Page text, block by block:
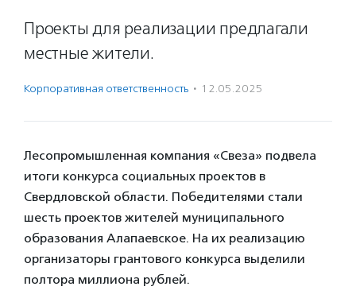
Проекты для реализации предлагали
местные жители.
Корпоративная ответственность · 12.05.2025
Лесопромышленная компания «Свеза» подвела
итоги конкурса социальных проектов в
Свердловской области. Победителями стали
шесть проектов жителей муниципального
образования Алапаевское. На их реализацию
организаторы грантового конкурса выделили
полтора миллиона рублей.